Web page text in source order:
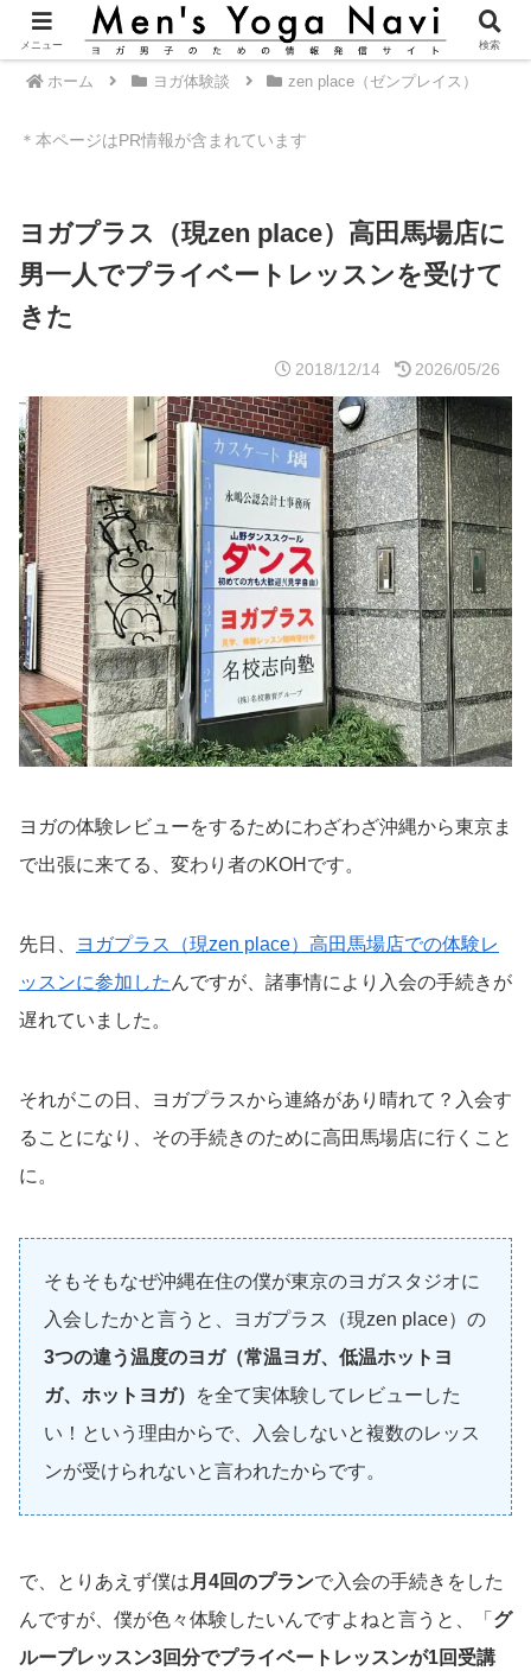
ホーム ヨガ体験談 zen place（ゼンプレイス）
＊本ページはPR情報が含まれています
ヨガプラス（現zen place）高田馬場店に
男一人でプライベートレッスンを受けて
きた
2018/12/14 2026/05/26
ヨガの体験レビューをするためにわざわざ沖縄から東京ま
で出張に来てる、変わり者のKOHです。
先日、
ヨガプラス（現zen place）高田馬場店での体験レ
ッスンに参加した んですが、諸事情により入会の手続きが
遅れていました。
それがこの日、ヨガプラスから連絡があり晴れて？入会す
ることになり、その手続きのために高田馬場店に行くこと
に。
そもそもなぜ沖縄在住の僕が東京のヨガスタジオに
入会したかと言うと、ヨガプラス（現zen place）の
3つの違う温度のヨガ（常温ヨガ、低温ホットヨ
ガ、ホットヨガ）
を全て実体験してレビューした
い！という理由からで、入会しないと複数のレッス
ンが受けられないと言われたからです。
で、とりあえず僕は 月4回のプランで入会の手続きをした
んですが、僕が色々体験したいんですよねと言うと、「 グ
ループレッスン3回分でプライベートレッスンが1回受講
メニュー 検索